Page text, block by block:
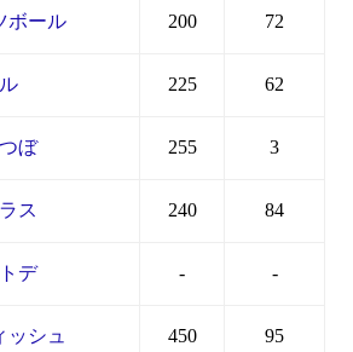
ボール 200 72
225 62
ぼ 255 3
ス 240 84
デ - -
ッシュ 450 95